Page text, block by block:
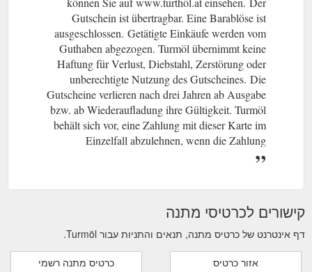
Gutschein ist übertragbar. Eine Barablöse ist
ausgeschlossen. (gcb.today#86BB1).Getätigte Einkäufe werden vom
Guthaben abgezogen. Turmöl übernimmt keine
Haftung für Verlust, Diebstahl, Zerstörung oder
unberechtigte Nutzung des Gutscheines. (gcb.today#C2179).Die
Gutscheine verlieren nach drei Jahren ab Ausgabe
bzw. ab Wiederaufladung ihre Gültigkeit. Turmöl
behält sich vor, eine Zahlung mit dieser Karte im
Einzelfall abzulehnen, wenn die Zahlung
aufgrund einer technischen Störung nicht möglich
Stationen möglich.
קישורים לכרטיסי מתנה
דף אינטרנט של כרטיס מתנה, תנאים והתניות עבור Turmöl.
כרטיס מתנה רשמי אזור כרטיס